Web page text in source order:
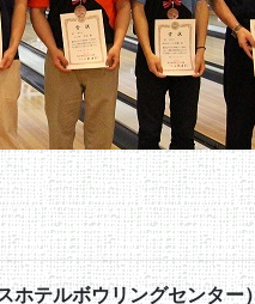
テルボウリングセンター